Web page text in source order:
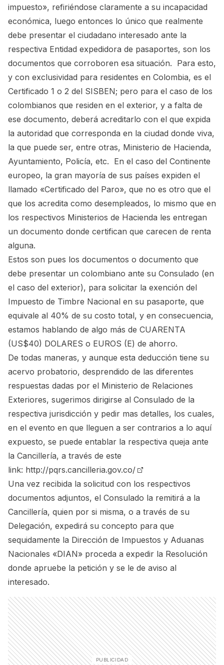
impuesto», refiriéndose claramente a su incapacidad
económica, luego entonces lo único que realmente
debe presentar el ciudadano interesado ante la
respectiva Entidad expedidora de pasaportes, son los
documentos que corroboren esa situación. Para esto,
y con exclusividad para residentes en Colombia, es el
Certificado 1 o 2 del SISBEN; pero para el caso de los
colombianos que residen en el exterior, y a falta de
ese documento, deberá acreditarlo con el que expida
la autoridad que corresponda en la ciudad donde viva,
la que puede ser, entre otras, Ministerio de Hacienda,
Ayuntamiento, Policía, etc. En el caso del Continente
europeo, la gran mayoría de sus países expiden el
llamado «Certificado del Paro», que no es otro que el
que los acredita como desempleados, lo mismo que en
los respectivos Ministerios de Hacienda les entregan
un documento donde certifican que carecen de renta
alguna.
Estos son pues los documentos o documento que
debe presentar un colombiano ante su Consulado (en
el caso del exterior), para solicitar la exención del
Impuesto de Timbre Nacional en su pasaporte, que
equivale al 40% de su costo total, y en consecuencia,
estamos hablando de algo más de CUARENTA
(US$40) DOLARES o EUROS (E) de ahorro.
De todas maneras, y aunque esta deducción tiene su
acervo probatorio, desprendido de las diferentes
respuestas dadas por el Ministerio de Relaciones
Exteriores, sugerimos dirigirse al Consulado de la
respectiva jurisdicción y pedir mas detalles, los cuales,
en el evento en que lleguen a ser contrarios a lo aquí
expuesto, se puede entablar la respectiva queja ante
la Cancillería, a través de este
link: http://pqrs.cancilleria.gov.co/
Una vez recibida la solicitud con los respectivos
documentos adjuntos, el Consulado la remitirá a la
Cancillería, quien por si misma, o a través de su
Delegación, expedirá su concepto para que
sequidamente la Dirección de Impuestos y Aduanas
Nacionales «DIAN» proceda a expedir la Resolución
donde apruebe la petición y se le de aviso al
interesado.